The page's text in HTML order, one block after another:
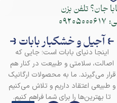
جان؟ تلفن بزن
09205000617
⥼ آجیل و خشکبار بابات ⥽
اینجا دنیای بابات است؛ جایی که
اصالت، سلامتی و طبیعت در کنار هم
قرار می‌گیرند. ما به محصولات ارگانیک
و طبیعی اعتقاد داریم و تلاش می‌کنیم
تا بهترین‌ها را برای شما فراهم کنیم.